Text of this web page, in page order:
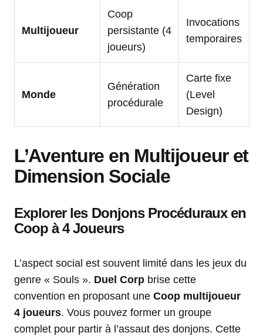
Multijoueur
Coop
persistante (4
joueurs)
Invocations
temporaires
Monde
Génération
procédurale
Carte fixe
(Level
Design)
L’Aventure en Multijoueur et
Dimension Sociale
Explorer les Donjons Procéduraux en
Coop à 4 Joueurs
L’aspect social est souvent limité dans les jeux du
genre « Souls ». Duel Corp brise cette
convention en proposant une Coop multijoueur
4 joueurs. Vous pouvez former un groupe
complet pour partir à l’assaut des donjons. Cette